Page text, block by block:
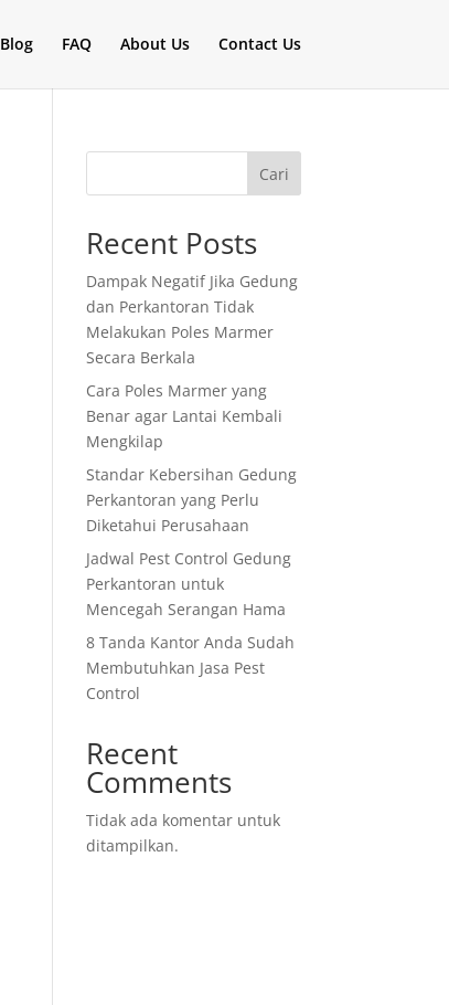
Blog FAQ About Us Contact Us
Cari
Recent Posts
Dampak Negatif Jika Gedung
dan Perkantoran Tidak
Melakukan Poles Marmer
Secara Berkala
Cara Poles Marmer yang
Benar agar Lantai Kembali
Mengkilap
Standar Kebersihan Gedung
Perkantoran yang Perlu
Diketahui Perusahaan
Jadwal Pest Control Gedung
Perkantoran untuk
Mencegah Serangan Hama
8 Tanda Kantor Anda Sudah
Membutuhkan Jasa Pest
Control
Recent
Comments
Tidak ada komentar untuk
ditampilkan.